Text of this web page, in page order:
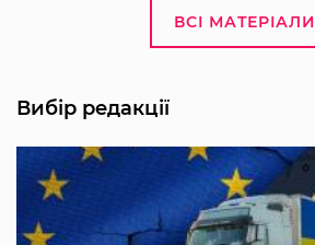
ВСІ МАТЕРІАЛИ
Вибір редакції